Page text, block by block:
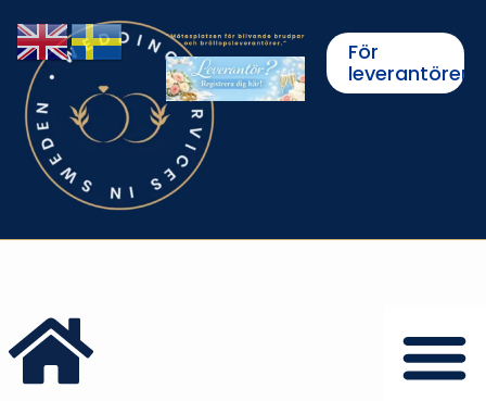
För
leverantörer